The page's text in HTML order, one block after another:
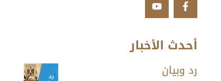
أحدث الأخبار
رد وبيان